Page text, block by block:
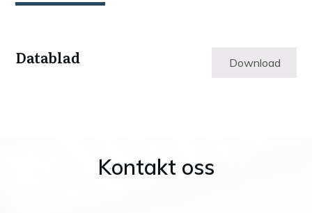
Datablad Download
Kontakt oss